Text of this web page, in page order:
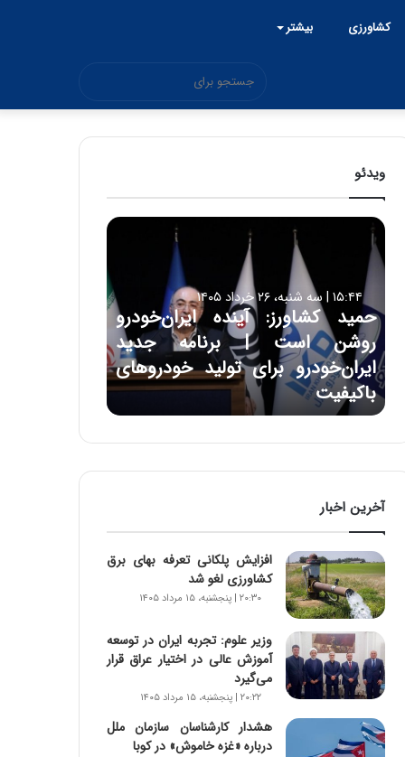
کشاورزی بیشتر
برای
ویدئو
ح
ی
ش
و
ر
ز
:
ن
ه
ا
ر
ا
ن‌
و
د
ر
و
ر
و
۱۵:۴۴ | سه شنبه، ۲۶ خرداد ۱۴۰۵
حمید کشاورز: آینده ایران‌خودرو
روشن است | برنامه جدید
ایران‌خودرو برای تولید خودروهای
باکیفیت
آخرین اخبار
افزایش پلکانی تعرفه بهای برق
کشاورزی لغو شد
۲۰:۳۰ | پنجشنبه، ۱۵ مرداد ۱۴۰۵
وزیر علوم: تجربه ایران در توسعه
آموزش عالی در اختیار عراق قرار
می‌گیرد
۲۰:۲۲ | پنجشنبه، ۱۵ مرداد ۱۴۰۵
هشدار کارشناسان سازمان ملل
درباره «غزه‌ خاموش» در کوبا